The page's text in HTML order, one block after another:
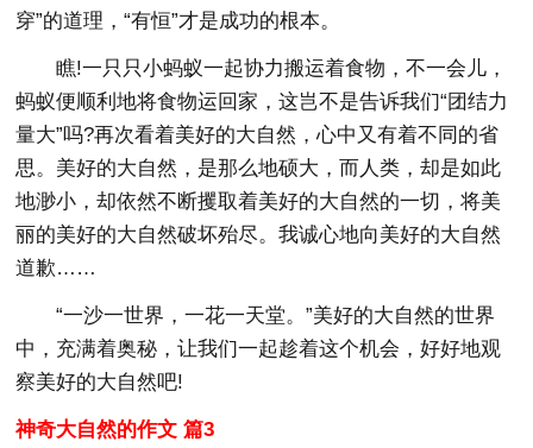
穿”的道理，“有恒”才是成功的根本。
瞧!一只只小蚂蚁一起协力搬运着食物，不一会儿，
蚂蚁便顺利地将食物运回家，这岂不是告诉我们“团结力
量大”吗?再次看着美好的大自然，心中又有着不同的省
思。美好的大自然，是那么地硕大，而人类，却是如此
地渺小，却依然不断攫取着美好的大自然的一切，将美
丽的美好的大自然破坏殆尽。我诚心地向美好的大自然
道歉……
“一沙一世界，一花一天堂。”美好的大自然的世界
中，充满着奥秘，让我们一起趁着这个机会，好好地观
察美好的大自然吧!
神奇大自然的作文 篇3